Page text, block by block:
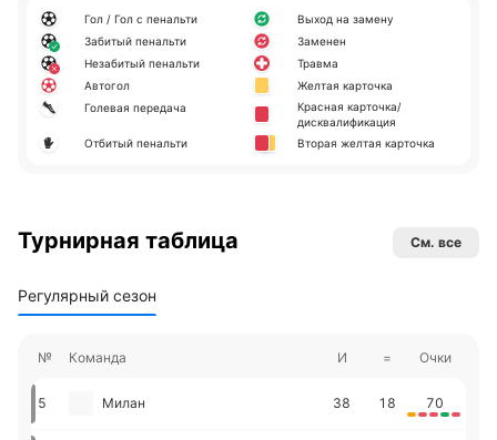
Гол / Гол с пенальти
Забитый пенальти
Незабитый пенальти
Автогол
Голевая передача
Отбитый пенальти
Выход на замену
Заменен
Травма
Желтая карточка
Красная карточка/
дисквалификация
Вторая желтая карточка
Турнирная таблица См. все
Регулярный сезон
№ Команда И = Очки
5 Милан 38 18 70